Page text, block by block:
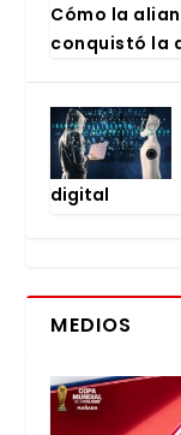
Cómo la
con­quis­tó la
digi­tal
MEDIOS